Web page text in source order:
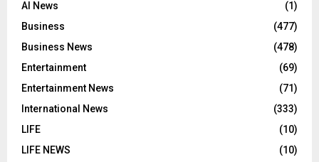
AI News
(1)
Business
(477)
Business News
(478)
Entertainment
(69)
Entertainment News
(71)
International News
(333)
LIFE
(10)
LIFE NEWS
(10)